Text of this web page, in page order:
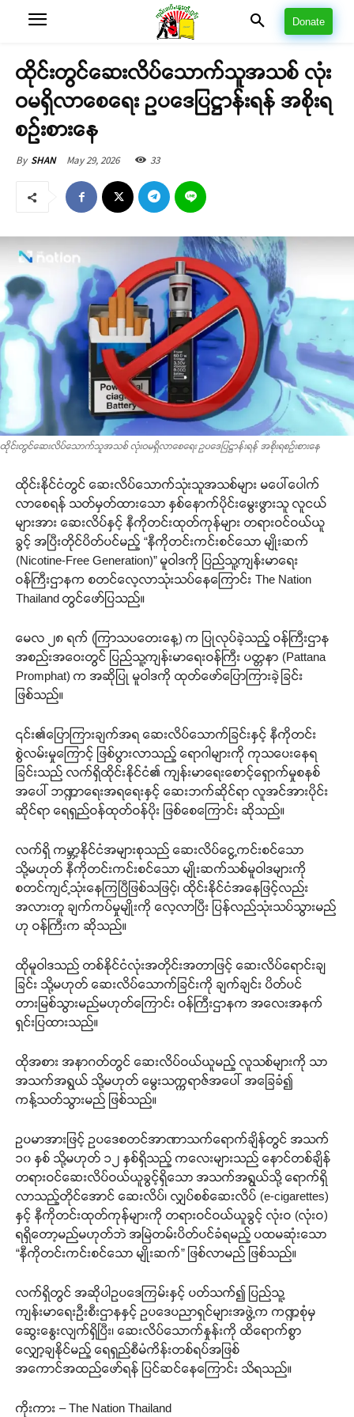
Donate
ထိုင်းတွင်ဆေးလိပ်သောက်သူအသစ် လုံး
ဝမရှိလာစေရေး ဥပဒေပြဋ္ဌာန်းရန် အစိုးရ
စဉ်းစားနေ
By SHAN May 29, 2026 33
ထိုင်းတွင်ဆေးလိပ်သောက်သူအသစ် လုံးဝမရှိလာစေရေး ဥပဒေပြဋ္ဌာန်းရန် အစိုးရစဉ်းစားနေ
ထိုင်းနိုင်ငံတွင် ဆေးလိပ်သောက်သုံးသူအသစ်များ မပေါ်ပေါက်
လာစေရန် သတ်မှတ်ထားသော နှစ်နောက်ပိုင်းမွေးဖွားသူ လူငယ်
များအား ဆေးလိပ်နှင့် နီကိုတင်းထုတ်ကုန်များ တရားဝင်ဝယ်ယူ
ခွင့် အပြီးတိုင်ပိတ်ပင်မည့် “နီကိုတင်းကင်းစင်သော မျိုးဆက်
(Nicotine-Free Generation)” မူဝါဒကို ပြည်သူ့ကျန်းမာရေး
ဝန်ကြီးဌာနက စတင်လေ့လာသုံးသပ်နေကြောင်း The Nation
Thailand တွင်ဖော်ပြသည်။
မေလ ၂၈ ရက် (ကြာသပတေးနေ့) က ပြုလုပ်ခဲ့သည့် ဝန်ကြီးဌာန
အစည်းအဝေးတွင် ပြည်သူ့ကျန်းမာရေးဝန်ကြီး ပတ္တနာ (Pattana
Promphat) က အဆိုပြု မူဝါဒကို ထုတ်ဖော်ပြောကြားခဲ့ခြင်း
ဖြစ်သည်။
၎င်း၏ပြောကြားချက်အရ ဆေးလိပ်သောက်ခြင်းနှင့် နီကိုတင်း
စွဲလမ်းမှုကြောင့် ဖြစ်ပွားလာသည့် ရောဂါများကို ကုသပေးနေရ
ခြင်းသည် လက်ရှိထိုင်းနိုင်ငံ၏ ကျန်းမာရေးစောင့်ရှောက်မှုစနစ်
အပေါ် ဘဏ္ဍာရေးအရရေးနှင့် ဆေးဘက်ဆိုင်ရာ လူအင်အားပိုင်း
ဆိုင်ရာ ရေရှည်ဝန်ထုတ်ဝန်ပိုး ဖြစ်စေကြောင်း ဆိုသည်။
လက်ရှိ ကမ္ဘာ့နိုင်ငံအများစုသည် ဆေးလိပ်ငွေ့ကင်းစင်သော
သို့မဟုတ် နီကိုတင်းကင်းစင်သော မျိုးဆက်သစ်မူဝါဒများကို
စတင်ကျင့်သုံးနေကြပြီဖြစ်သဖြင့်၊ ထိုင်းနိုင်ငံအနေဖြင့်လည်း
အလားတူ ချက်ကပ်မှုမျိုးကို လေ့လာပြီး ပြန်လည်သုံးသပ်သွားမည်
ဟု ဝန်ကြီးက ဆိုသည်။
ထိုမူဝါဒသည် တစ်နိုင်ငံလုံးအတိုင်းအတာဖြင့် ဆေးလိပ်ရောင်းချ
ခြင်း သို့မဟုတ် ဆေးလိပ်သောက်ခြင်းကို ချက်ချင်း ပိတ်ပင်
တားမြစ်သွားမည်မဟုတ်ကြောင်း ဝန်ကြီးဌာနက အလေးအနက်
ရှင်းပြထားသည်။
ထိုအစား အနာဂတ်တွင် ဆေးလိပ်ဝယ်ယူမည့် လူသစ်များကို သာ
အသက်အရွယ် သို့မဟုတ် မွေးသက္ကရာဇ်အပေါ် အခြေခံ၍
ကန့်သတ်သွားမည် ဖြစ်သည်။
ဥပမာအားဖြင့် ဥပဒေစတင်အာဏာသက်ရောက်ချိန်တွင် အသက်
၁၀ နှစ် သို့မဟုတ် ၁၂ နှစ်ရှိသည့် ကလေးများသည် နောင်တစ်ချိန်
တရားဝင်ဆေးလိပ်ဝယ်ယူခွင့်ရှိသော အသက်အရွယ်သို့ ရောက်ရှိ
လာသည့်တိုင်အောင် ဆေးလိပ်၊ လျှပ်စစ်ဆေးလိပ် (e-cigarettes)
နှင့် နီကိုတင်းထုတ်ကုန်များကို တရားဝင်ဝယ်ယူခွင့် လုံးဝ (လုံးဝ)
ရရှိတော့မည်မဟုတ်ဘဲ အမြဲတမ်းပိတ်ပင်ခံရမည့် ပထမဆုံးသော
“နီကိုတင်းကင်းစင်သော မျိုးဆက်” ဖြစ်လာမည် ဖြစ်သည်။
လက်ရှိတွင် အဆိုပါဥပဒေကြမ်းနှင့် ပတ်သက်၍ ပြည်သူ့
ကျန်းမာရေးဦးစီးဌာနနှင့် ဥပဒေပညာရှင်များအဖွဲ့က ကဏ္ဍစုံမှ
ဆွေးနွေးလျက်ရှိပြီး၊ ဆေးလိပ်သောက်နှုန်းကို ထိရောက်စွာ
လျှော့ချနိုင်မည့် ရေရှည်စီမံကိန်းတစ်ရပ်အဖြစ်
အကောင်အထည်ဖော်ရန် ပြင်ဆင်နေကြောင်း သိရသည်။
ကိုးကား – The Nation Thailand